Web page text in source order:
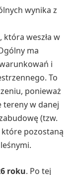
wynika z
weszła w
ma
i
To
ponieważ
tereny w danej
(tzw.
które pozostaną
roku. Po tej